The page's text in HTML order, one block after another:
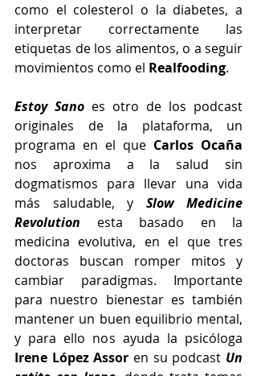
como el colesterol o la diabetes, a
interpretar correctamente las
etiquetas de los alimentos, o a seguir
movimientos como el Realfooding.
Estoy Sano es otro de los podcast
originales de la plataforma, un
programa en el que Carlos Ocaña
nos aproxima a la salud sin
dogmatismos para llevar una vida
más saludable, y Slow Medicine
Revolution esta basado en la
medicina evolutiva, en el que tres
doctoras buscan romper mitos y
cambiar paradigmas. Importante
para nuestro bienestar es también
mantener un buen equilibrio mental,
Irene López Assor en su podcast Un